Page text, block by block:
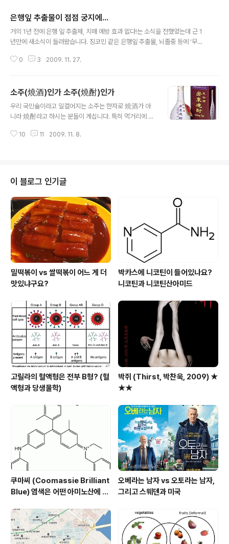
은행잎 추출물이 점점 궁지에...
거의 1년 전에 은행 잎 추출제, 치매 예방 효과 없다!는 소식을 전했었는데 근 1
년만에 새소식이 들려왔습니다. 징코민 같은 은행잎 추출물, 뇌졸중 등에 ‘무익’
환기저널에 발표할 예정인 논문에서 75세 이상 어른들의 경우, 은행잎 허브 농
공동저자인 Lewis H. Kuller 교수팀이 저널 Circulation에 발표한 논문이라
는데 아직까지는 홈페이지에서 찾을 수가 없네요. 그래도 외국 언론의 기사를
보면 말초혈관질환 예방에는 나름 효과가 있는 것처럼 나와 있네요. Ginkgo ..
0 3 2009. 11. 27.
소주(燒酒)인가 소주(燒酎)인가
우리 국민술이라고 일컬어지는 소주는 한자로 燒酒가 아
니라 燒酎라고 하시는 분들이 계십니다. 특히 먹거리에 대
주" 자 인데 뒤의 주 자는 무슨 주 자 일까요? 사전을 찾아
그래서 燒酒는 그냥 "증류한 술"이라는 뜻인데 원래 우리
나라의 술은 燒酎 즉 "증류해서 얻은 순수한 술"이라는 뜻
이라고 이야기하면서 燒酎가 진짜라는 것이지요. 실제로
우리나라에서 생산되는 대부분의 소주에 燒酎라고 써 있
습니다. 그런데 그게 정말일까요? 과연 우리나라에서는 과
거에 소주를 燒酎라고 썼을까요? ..
10 11 2009. 11. 8.
이 블로그 인기글
밀떡볶이 vs 쌀떡볶이 어느 게 더
맛있냐구요?
박카스에 니코틴이 들어있나요?
니코틴과 니코틴산아미드
고릴라의 혈액형은 전부 B형? (혈
액형과 당생물학)
박쥐 (Thirst, 박찬욱, 2009) ★
★★
쿠마씨 (Coomassie Brilliant
Blue) 염색은 어떤 아미노산에 되
오베라는 남자 vs 오토라는 남자,
그리고 스웨덴과 미국